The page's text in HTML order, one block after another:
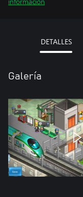
DETALLES
Galería